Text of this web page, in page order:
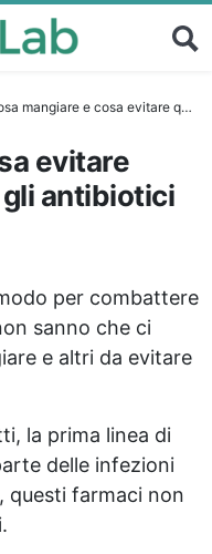
mangiare e cosa evitare quando assumiamo gli antibiotici
evitare
antibiotici
per combattere
sanno che ci
e altri da evitare
la prima linea di
delle infezioni
questi farmaci non